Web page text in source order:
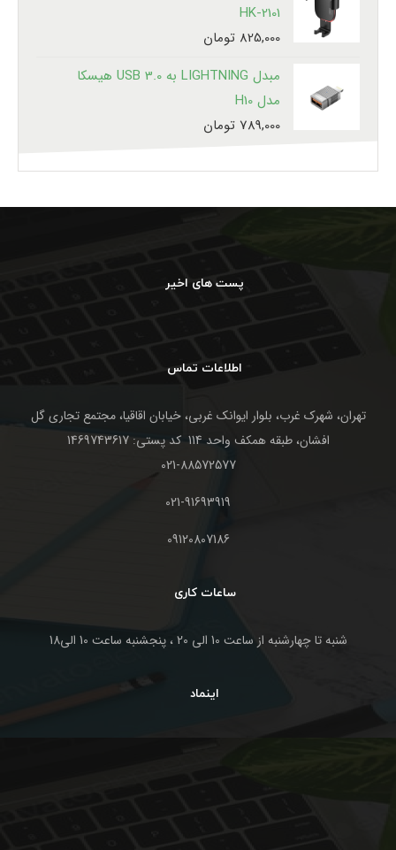
HK-2101
825,000 تومان
مبدل LIGHTNING به USB 3.0 هیسکا
مدل H10
789,000 تومان
پست های اخیر
اطلاعات تماس
تهران، شهرک غرب، بلوار ایوانک غربی، خیابان اقاقیا، مجتمع تجاری گل
افشان، طبقه همکف واحد 114 کد پستی: 1469743617
021-88572577
021-91693919
09120807186
ساعات کاری
شنبه تا چهارشنبه از ساعت 10 الی 20 ، پنجشنبه ساعت 10 الی18
اینماد